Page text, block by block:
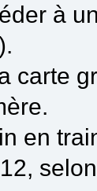
'' --clusters '/
à
carte
en